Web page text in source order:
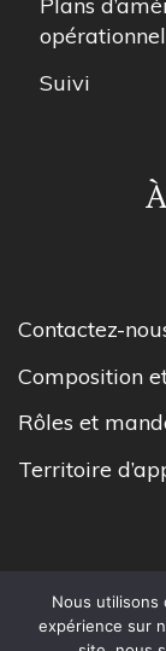
Plans
Suivi
Contactez-
Composition
Rôles et
Territoire
Nous utilisons
expérience sur